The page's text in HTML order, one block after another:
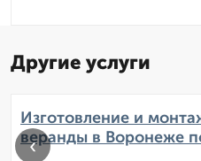
Другие услуги
Изготовление и
веранды в Воронеже
‹